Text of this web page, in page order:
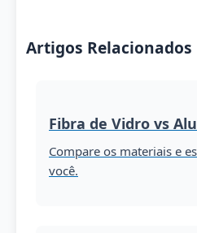
Artigos Relacionados
Fibra de Vidro vs
Compare os materiais e
você.